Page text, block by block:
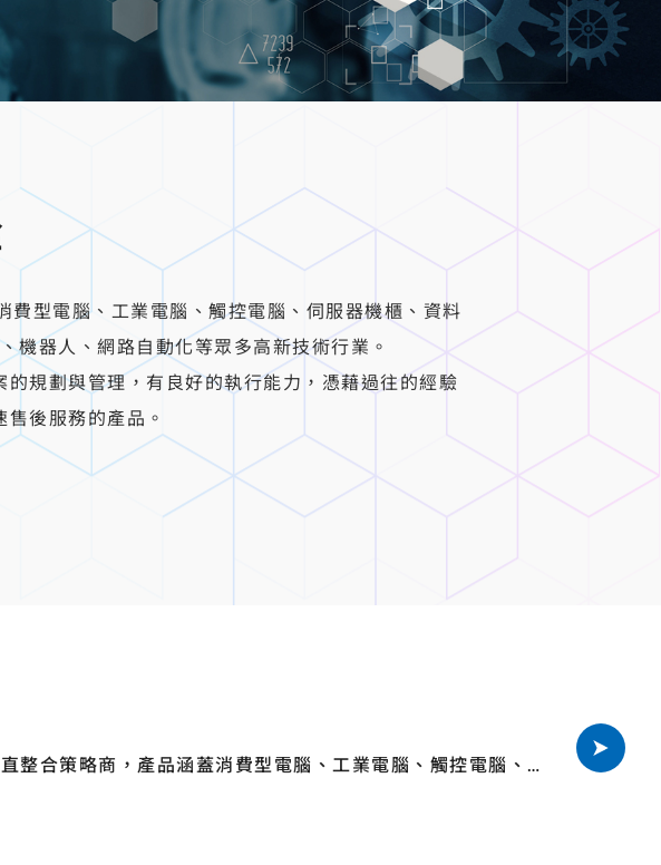
型電腦、工業電腦、觸控電腦、伺服器機櫃、資料
機器人、網路自動化等眾多高新技術行業。
規劃與管理，有良好的執行能力，憑藉過往的經驗
後服務的產品。
整合策略商，產品涵蓋消費型電腦、工業電腦、觸控電腦、伺